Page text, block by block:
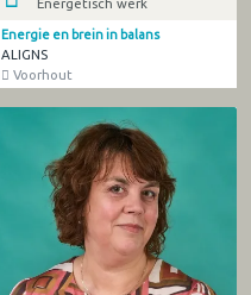
Energetisch werk
Energie en brein in balans
ALIGNS
Voorhout